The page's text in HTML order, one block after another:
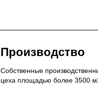
Производство
Собственные
цеха площадью более 3500